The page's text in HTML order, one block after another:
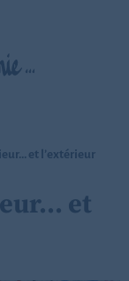
et l’extérieur
et